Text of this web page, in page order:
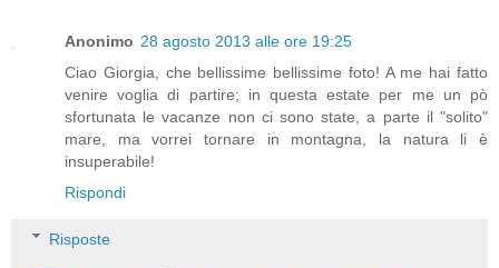
Anonimo 28 agosto 2013 alle ore 19:25
Ciao Giorgia, che bellissime bellissime foto! A me hai fatto
venire voglia di partire; in questa estate per me un pò
sfortunata le vacanze non ci sono state, a parte il "solito"
mare, ma vorrei tornare in montagna, la natura li è
insuperabile!
Rispondi
Risposte